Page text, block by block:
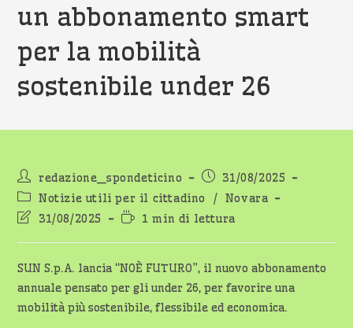
un abbonamento smart
per la mobilità
sostenibile under 26
Autore
dell'articolo:
redazione_spondeticino
Articolo
pubblicato:
31/08/2025
Categoria
dell'articolo:
Notizie utili per il cittadino / Novara
Ultima
dell'articolo:
31/08/2025
Tempo
lettura:
1 min di lettura
SUN S.p.A. lancia “NOÈ FUTURO”, il nuovo abbonamento
annuale pensato per gli under 26, per favorire una
mobilità più sostenibile, flessibile ed economica.